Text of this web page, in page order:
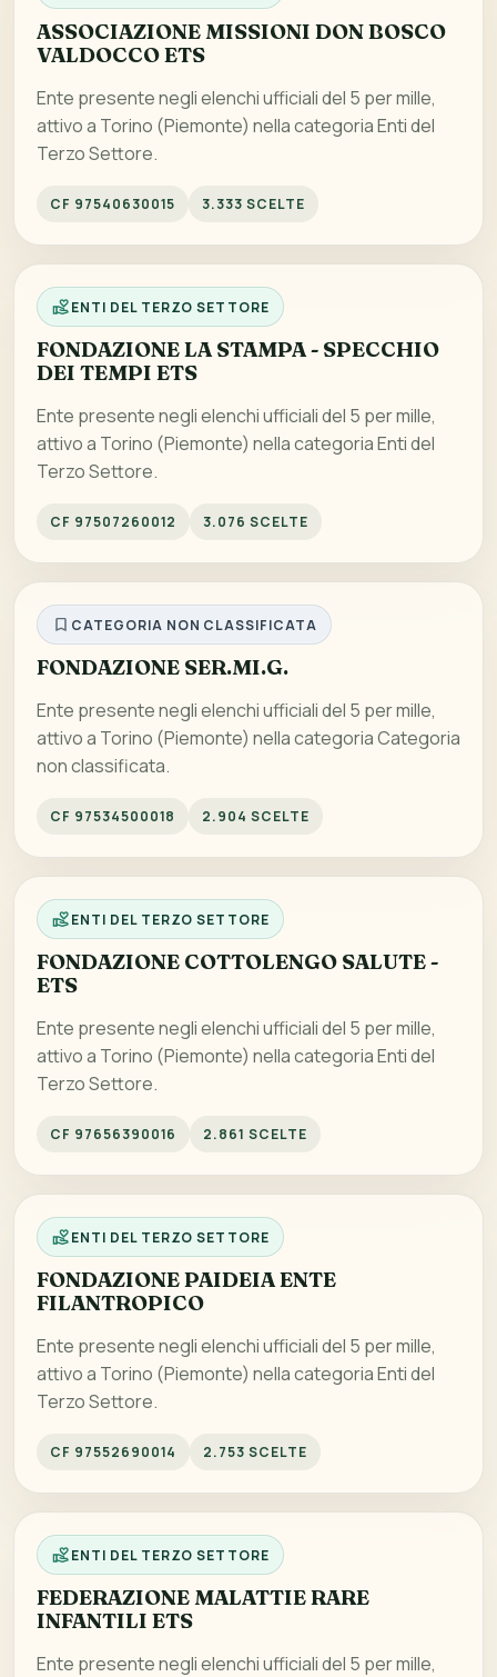
ASSOCIAZIONE MISSIONI DON BOSCO
VALDOCCO ETS
Ente presente negli elenchi ufficiali del 5 per mille,
attivo a Torino (Piemonte) nella categoria Enti del
Terzo Settore.
CF 97540630015 3.333 SCELTE
ENTI DEL TERZO SETTORE
FONDAZIONE LA STAMPA - SPECCHIO
DEI TEMPI ETS
Ente presente negli elenchi ufficiali del 5 per mille,
attivo a Torino (Piemonte) nella categoria Enti del
Terzo Settore.
CF 97507260012 3.076 SCELTE
CATEGORIA NON CLASSIFICATA
FONDAZIONE SER.MI.G.
Ente presente negli elenchi ufficiali del 5 per mille,
attivo a Torino (Piemonte) nella categoria Categoria
non classificata.
CF 97534500018 2.904 SCELTE
ENTI DEL TERZO SETTORE
FONDAZIONE COTTOLENGO SALUTE -
ETS
Ente presente negli elenchi ufficiali del 5 per mille,
attivo a Torino (Piemonte) nella categoria Enti del
Terzo Settore.
CF 97656390016 2.861 SCELTE
ENTI DEL TERZO SETTORE
FONDAZIONE PAIDEIA ENTE
FILANTROPICO
Ente presente negli elenchi ufficiali del 5 per mille,
attivo a Torino (Piemonte) nella categoria Enti del
Terzo Settore.
CF 97552690014 2.753 SCELTE
ENTI DEL TERZO SETTORE
FEDERAZIONE MALATTIE RARE
INFANTILI ETS
Ente presente negli elenchi ufficiali del 5 per mille,